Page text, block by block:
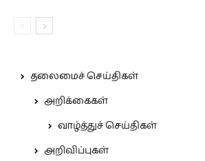
தலைமைச் செய்திகள்
அறிக்கைகள்
வாழ்த்துச் செய்திகள்
அறிவிப்புகள்